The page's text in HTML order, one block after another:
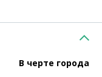
В черте города